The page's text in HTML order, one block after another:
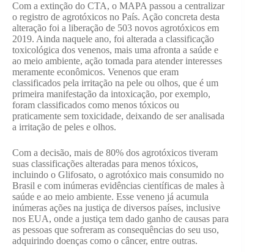
Com a extinção do CTA, o MAPA passou a centralizar
o registro de agrotóxicos no País. Ação concreta desta
alteração foi a liberação de 503 novos agrotóxicos em
2019. Ainda naquele ano, foi alterada a classificação
toxicológica dos venenos, mais uma afronta a saúde e
ao meio ambiente, ação tomada para atender interesses
meramente econômicos. Venenos que eram
classificados pela irritação na pele ou olhos, que é um
primeira manifestação da intoxicação, por exemplo,
foram classificados como menos tóxicos ou
praticamente sem toxicidade, deixando de ser analisada
a irritação de peles e olhos.
Com a decisão, mais de 80% dos agrotóxicos tiveram
suas classificações alteradas para menos tóxicos,
incluindo o Glifosato, o agrotóxico mais consumido no
Brasil e com inúmeras evidências científicas de males à
saúde e ao meio ambiente. Esse veneno já acumula
inúmeras ações na justiça de diversos países, inclusive
nos EUA, onde a justiça tem dado ganho de causas para
as pessoas que sofreram as consequências do seu uso,
adquirindo doenças como o câncer, entre outras.